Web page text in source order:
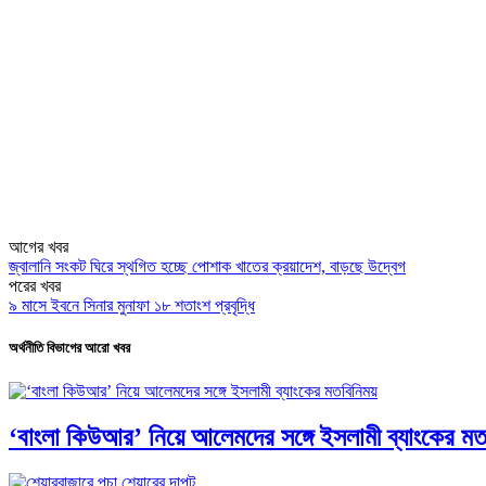
আগের খবর
জ্বালানি সংকট ঘিরে স্থগিত হচ্ছে পোশাক খাতের ক্রয়াদেশ, বাড়ছে উদ্বেগ
পরের খবর
৯ মাসে ইবনে সিনার মুনাফা ১৮ শতাংশ প্রবৃদ্ধি
অর্থনীতি বিভাগের আরো খবর
‘বাংলা কিউআর’ নিয়ে আলেমদের সঙ্গে ইসলামী ব্যাংকের